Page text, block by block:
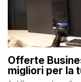
Offerte
migliori per la